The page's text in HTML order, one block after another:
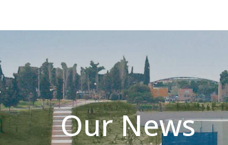
Our News